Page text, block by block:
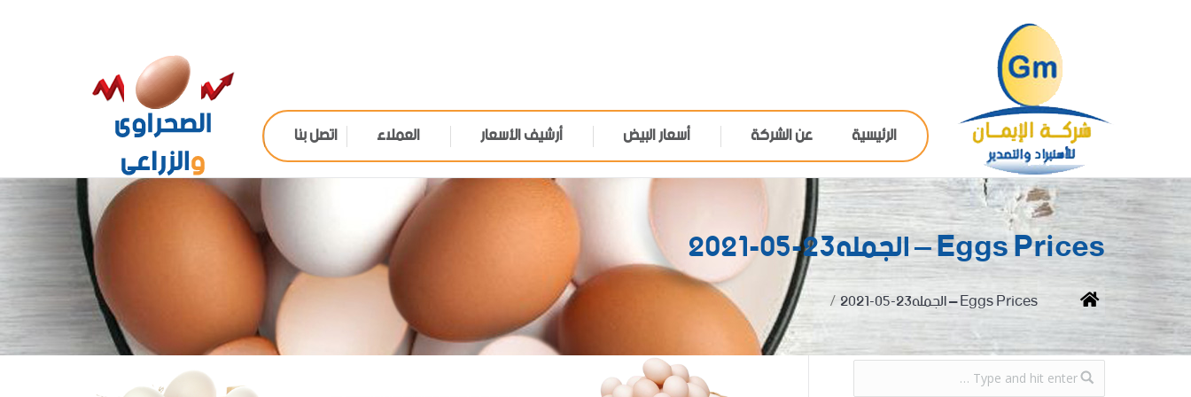
الرئيسية عن الشركة أسعار البيض أرشيف الأسعار العملاء اتصل بنا
Eggs Prices – الجمله23-05-2021
You are here:
Home Eggs Prices – الجمله23-05-2021